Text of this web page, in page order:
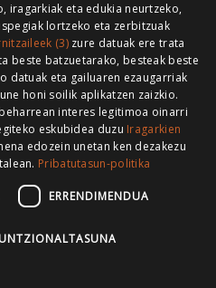
PUBLIZITATEA
RSS
>
iragarkiak eta edukia neurtzeko,
lortzeko eta zerbitzuak
(3)zure datuak ere trata
beste batzuetarako, besteak beste
datuak eta gailuaren ezaugarriak
honi soilik aplikatzen zaizkio.
interes legitimoa oinarri
eskubidea duzu Iragarkien
edozein unetan ken dezakezu
Pribatutasun-politika
ERRENDIMENDUA